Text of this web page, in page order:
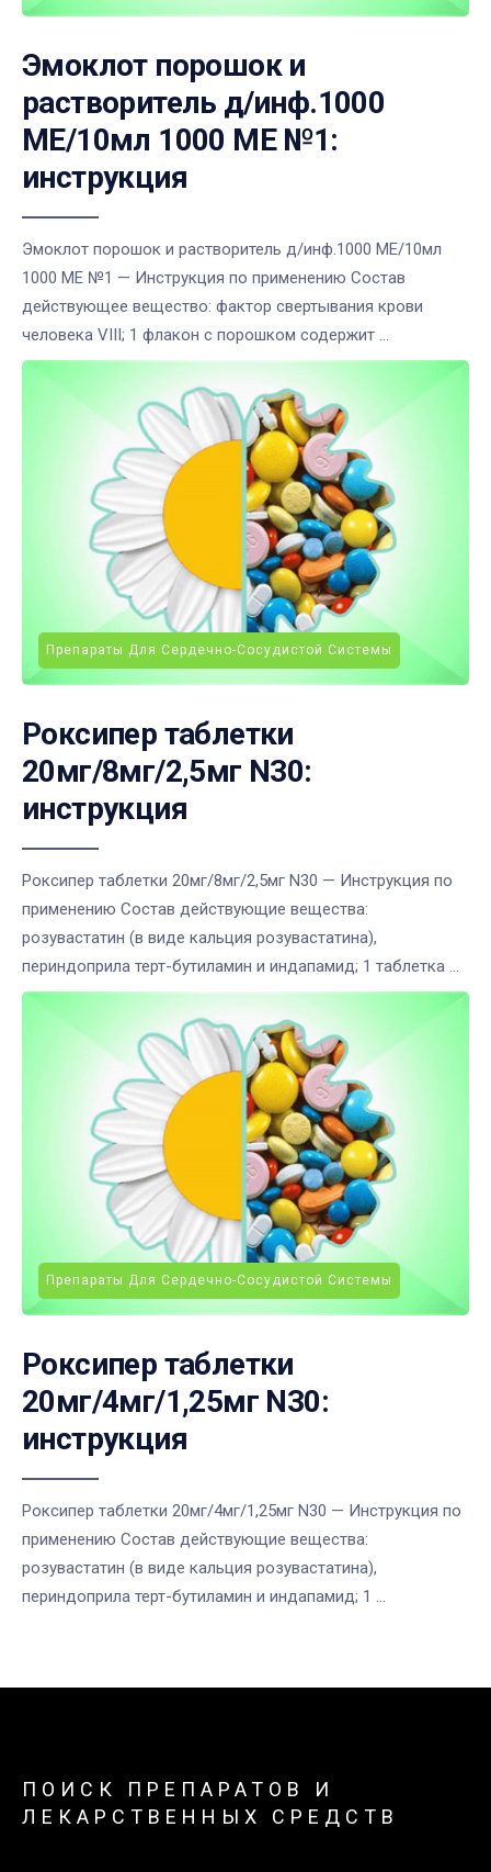
Эмоклот порошок и
растворитель д/инф.1000
МЕ/10мл 1000 МЕ №1:
инструкция
Эмоклот порошок и растворитель д/инф.1000 МЕ/10мл
1000 МЕ №1 — Инструкция по применению Состав
действующее вещество: фактор свертывания крови
человека VIII; 1 флакон с порошком содержит ...
Препараты Для Сердечно-Сосудистой Системы
Роксипер таблетки
20мг/8мг/2,5мг N30:
инструкция
Роксипер таблетки 20мг/8мг/2,5мг N30 — Инструкция по
применению Состав действующие вещества:
розувастатин (в виде кальция розувастатина),
периндоприла терт-бутиламин и индапамид; 1 таблетка ...
Препараты Для Сердечно-Сосудистой Системы
Роксипер таблетки
20мг/4мг/1,25мг N30:
инструкция
Роксипер таблетки 20мг/4мг/1,25мг N30 — Инструкция по
применению Состав действующие вещества:
розувастатин (в виде кальция розувастатина),
периндоприла терт-бутиламин и индапамид; 1 ...
ПОИСК ПРЕПАРАТОВ И
ЛЕКАРСТВЕННЫХ СРЕДСТВ